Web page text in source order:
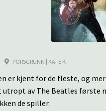
PORSGRUNN | KAFE K
er kjent for de fleste, og
av The Beatles første
de spiller.